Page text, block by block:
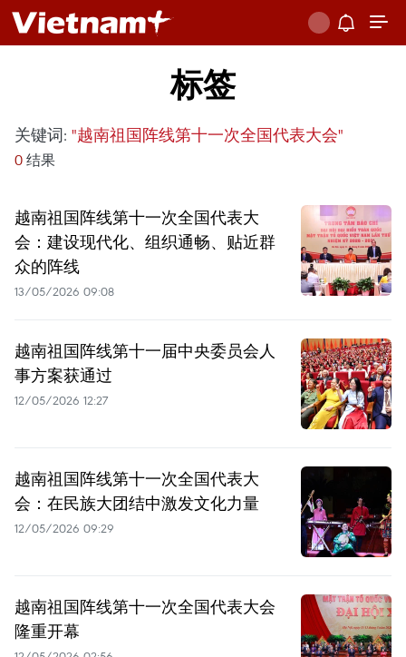
标签
关键词: "越南祖国阵线第十一次全国代表大会"
0 结果
越南祖国阵线第十一次全国代表大
会：建设现代化、组织通畅、贴近群
众的阵线
13/05/2026 09:08
越南祖国阵线第十一届中央委员会人
事方案获通过
12/05/2026 12:27
越南祖国阵线第十一次全国代表大
会：在民族大团结中激发文化力量
12/05/2026 09:29
越南祖国阵线第十一次全国代表大会
隆重开幕